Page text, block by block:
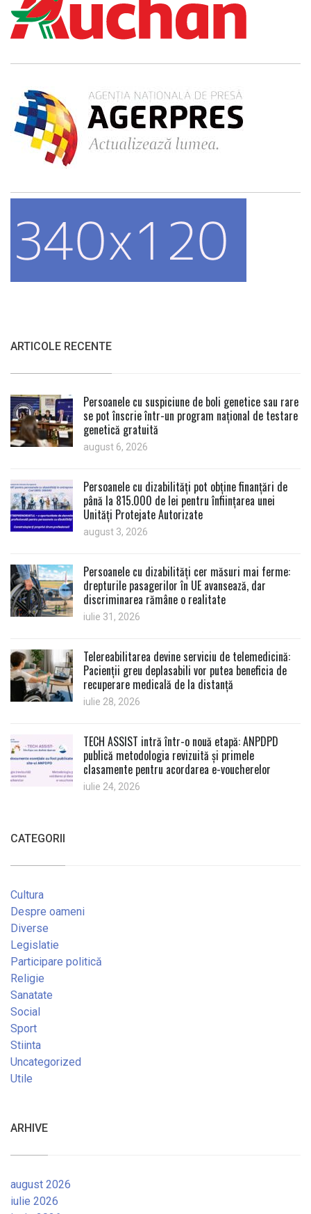
ARTICOLE RECENTE
Persoanele cu suspiciune de boli genetice sau rare
se pot înscrie într-un program național de testare
genetică gratuită
august 6, 2026
Persoanele cu dizabilități pot obține finanțări de
până la 815.000 de lei pentru înființarea unei
Unități Protejate Autorizate
august 3, 2026
Persoanele cu dizabilități cer măsuri mai ferme:
drepturile pasagerilor în UE avansează, dar
discriminarea rămâne o realitate
iulie 31, 2026
Telereabilitarea devine serviciu de telemedicină:
Pacienții greu deplasabili vor putea beneficia de
recuperare medicală de la distanță
iulie 28, 2026
TECH ASSIST intră într-o nouă etapă: ANPDPD
publică metodologia revizuită și primele
clasamente pentru acordarea e-voucherelor
iulie 24, 2026
CATEGORII
Cultura
Despre oameni
Diverse
Legislatie
Participare politică
Religie
Sanatate
Social
Sport
Stiinta
Uncategorized
Utile
ARHIVE
august 2026
iulie 2026